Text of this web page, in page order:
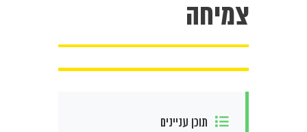
צמיחה
תוכן עניינים